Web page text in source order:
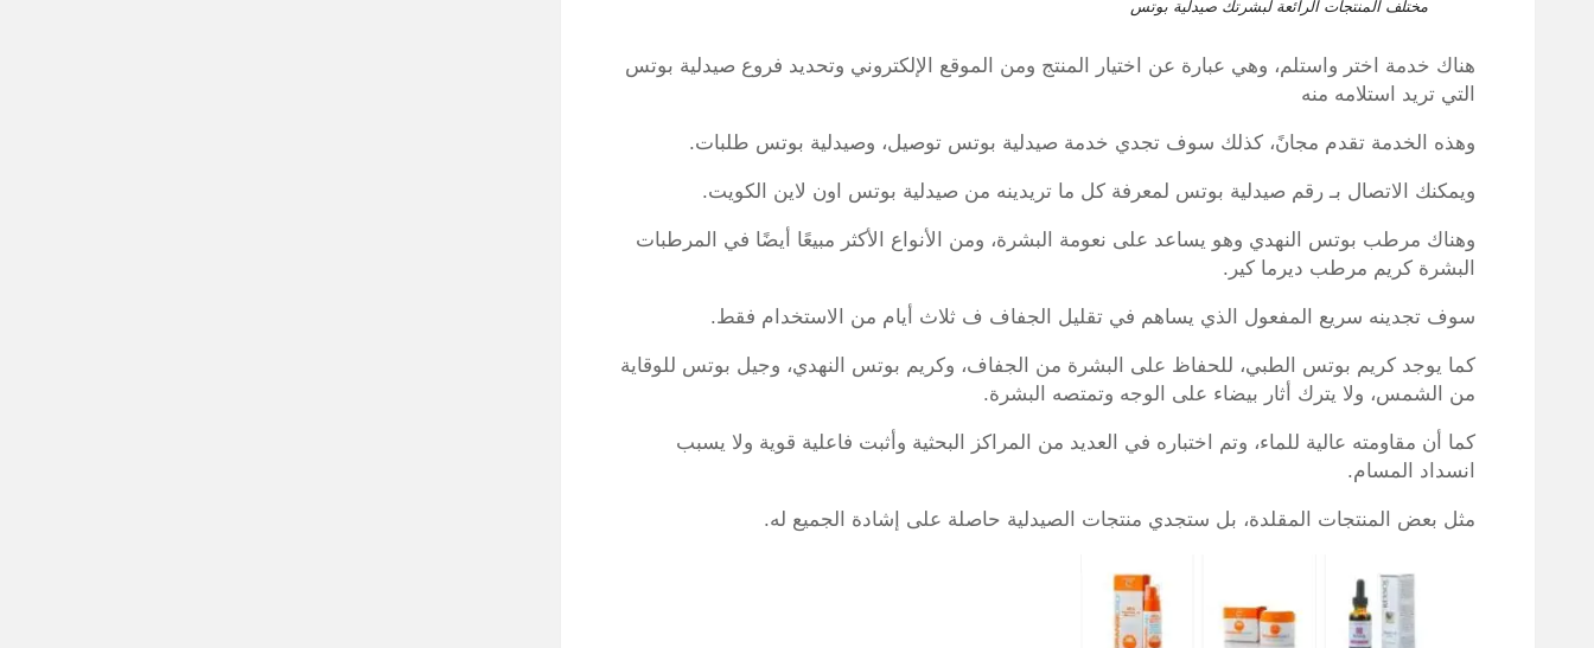
مختلف المنتجات الرائعة لبشرتك صيدلية بوتس
هناك خدمة اختر واستلم، وهي عبارة عن اختيار المنتج ومن الموقع الإلكتروني وتحديد فروع صيدلية بوتس
التي تريد استلامه منه
وهذه الخدمة تقدم مجانً، كذلك سوف تجدي خدمة صيدلية بوتس توصيل، وصيدلية بوتس طلبات.
ويمكنك الاتصال بـ رقم صيدلية بوتس لمعرفة كل ما تريدينه من صيدلية بوتس اون لاين الكويت.
وهناك مرطب بوتس النهدي وهو يساعد على نعومة البشرة، ومن الأنواع الأكثر مبيعًا أيضًا في المرطبات
البشرة كريم مرطب ديرما كير.
سوف تجدينه سريع المفعول الذي يساهم في تقليل الجفاف ف ثلاث أيام من الاستخدام فقط.
كما يوجد كريم بوتس الطبي، للحفاظ على البشرة من الجفاف، وكريم بوتس النهدي، وجيل بوتس للوقاية
من الشمس، ولا يترك أثار بيضاء على الوجه وتمتصه البشرة.
كما أن مقاومته عالية للماء، وتم اختباره في العديد من المراكز البحثية وأثبت فاعلية قوية ولا يسبب
انسداد المسام.
مثل بعض المنتجات المقلدة، بل ستجدي منتجات الصيدلية حاصلة على إشادة الجميع له.